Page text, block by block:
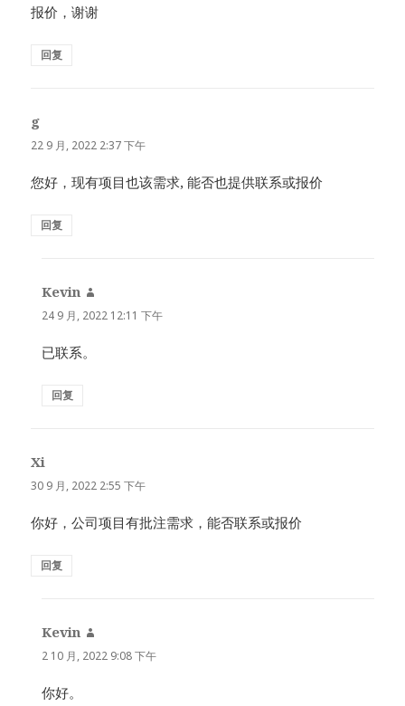
报价，谢谢
回复
g
道：
22 9 月, 2022 2:37 下午
您好，现有项目也该需求, 能否也提供联系或报价
回复
Kevin
道：
24 9 月, 2022 12:11 下午
已联系。
回复
Xi
道：
30 9 月, 2022 2:55 下午
你好，公司项目有批注需求，能否联系或报价
回复
Kevin
道：
2 10 月, 2022 9:08 下午
你好。